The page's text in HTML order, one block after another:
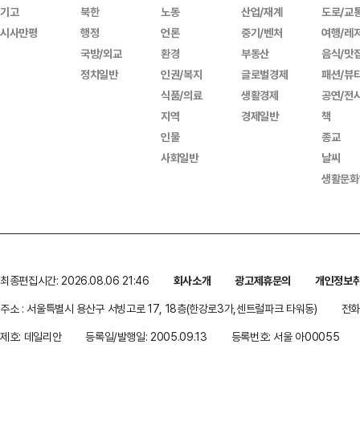
기고
시사만평
북한
행정
국방/외교
정치일반
노동
언론
환경
인권/복지
식품/의료
지역
인물
사회일반
산업/재계
중기/벤처
부동산
글로벌경제
생활경제
경제일반
도로/교
여행/레
음식/맛
패션/뷰
공연/전
책
종교
날씨
생활문
최종편집시간: 2026.08.06 21:46 회사소개 광고제휴문의
개인정보
주소 : 서울특별시 용산구 서빙고로 17, 18층(한강로3가,센트럴파크 타워동)
전
제호: 데일리안
등록일/발행일: 2005.09.13 등록번호: 서울 아00055